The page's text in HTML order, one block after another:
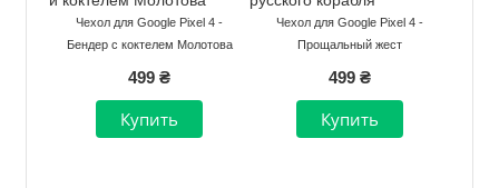
Чехол для Google Pixel 4 -
Бендер с коктелем Молотова
499 ₴
Чехол для Google Pixel 4 -
Прощальный жест
499 ₴